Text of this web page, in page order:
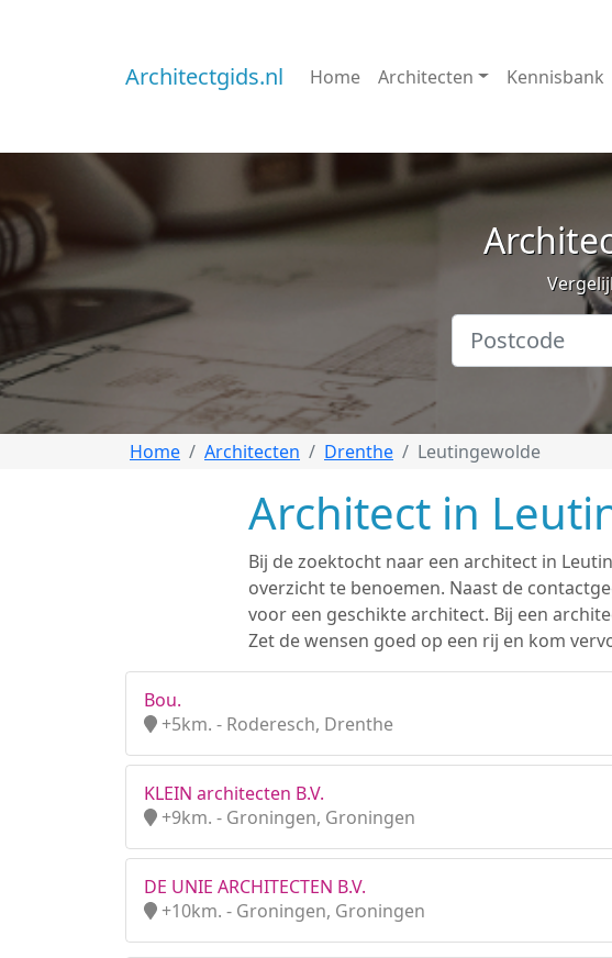
Architectgids.nl Home Architecten Kennisbank
Home Architecten Drenthe Leutingewolde
Architect in
Bij de zoektocht naar een architect in
overzicht te benoemen. Naast de
voor een geschikte architect. Bij een
Zet de wensen goed op een rij en kom
Bou.
+5km. - Roderesch, Drenthe
KLEIN architecten B.V.
+9km. - Groningen, Groningen
DE UNIE ARCHITECTEN B.V.
+10km. - Groningen, Groningen